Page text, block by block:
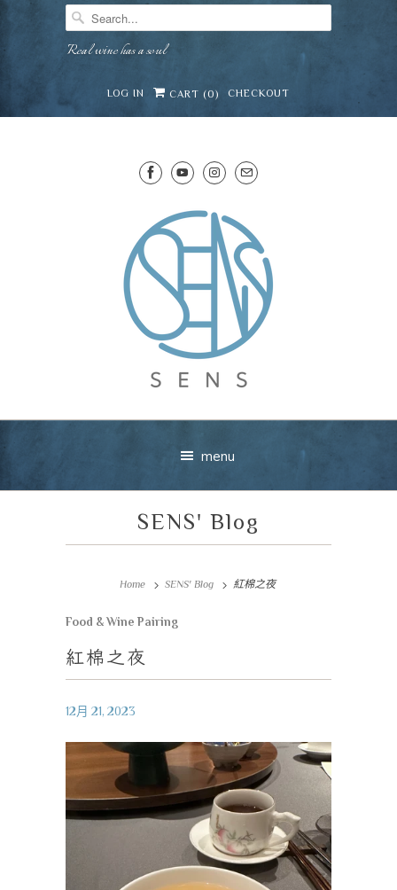
Real wine has a soul
LOG IN CART (0) CHECKOUT
menu
SENS' Blog
Home SENS' Blog 紅棉之夜
Food & Wine Pairing
紅棉之夜
12月 21, 2023
Mirai · Wine Advisor
Hi — I'm Mirai, your SENS wine advisor. Tell me
what you're eating, celebrating, or in the mood
for, and I'll help you find something lovely from
our cellar.
VIEW CART CHECKOUT